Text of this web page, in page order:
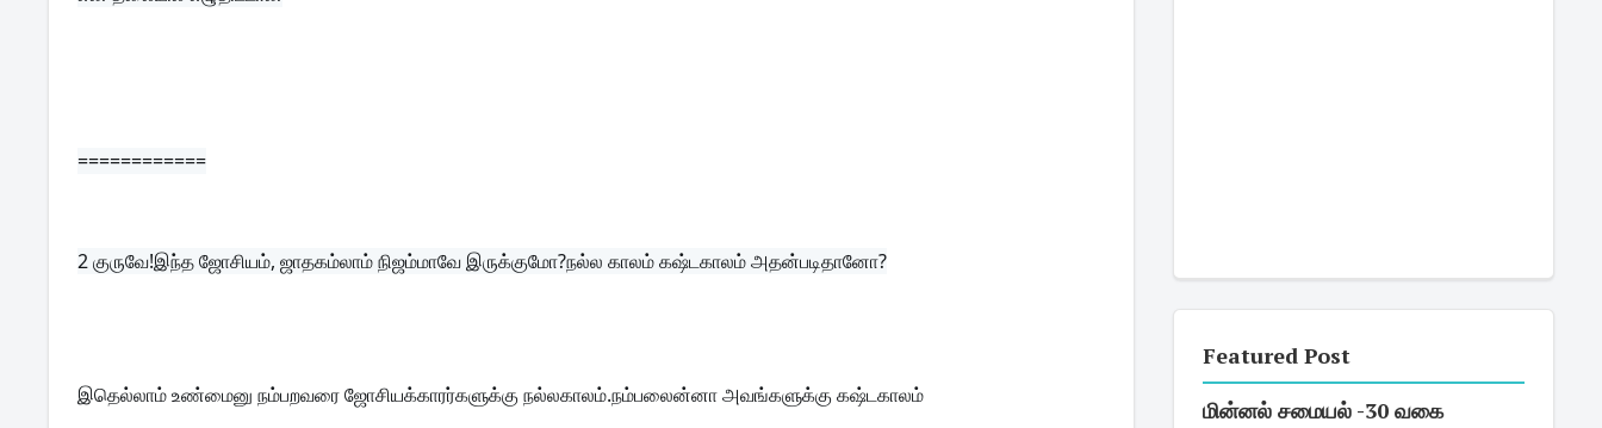
============
2 குருவே!இந்த ஜோசியம், ஜாதகம்லாம் நிஜம்மாவே இருக்குமோ?நல்ல காலம் கஷ்டகாலம் அதன்படிதானோ?
இதெல்லாம் உண்மைனு நம்பறவரை ஜோசியக்காரர்களுக்கு நல்லகாலம்.நம்பலைன்னா அவங்களுக்கு கஷ்டகாலம்
Featured Post
மின்னல் சமையல் -30 வகை